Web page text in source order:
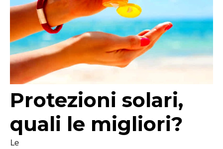
Protezioni solari,
quali le migliori?
Le